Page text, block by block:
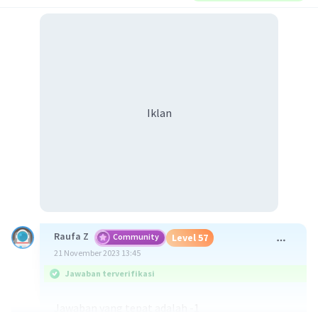
Iklan
Raufa Z Community Level 57
21 November 2023 13:45
Jawaban terverifikasi